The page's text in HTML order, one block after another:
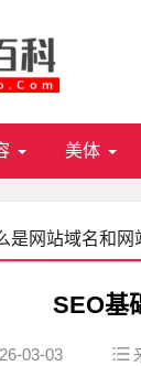
美体
是网站域名和网
SEO基
03-03